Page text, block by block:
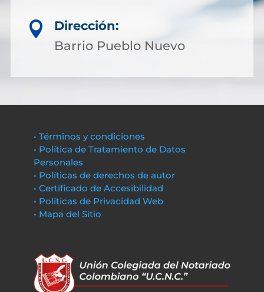

Dirección:
Barrio Pueblo Nuevo
• Términos y condiciones
• Política de Tratamiento de Datos
Personales
• Políticas de derechos de autor
• Certificado de Accesibilidad
• Políticas de Privacidad Web
• Mapa del Sitio